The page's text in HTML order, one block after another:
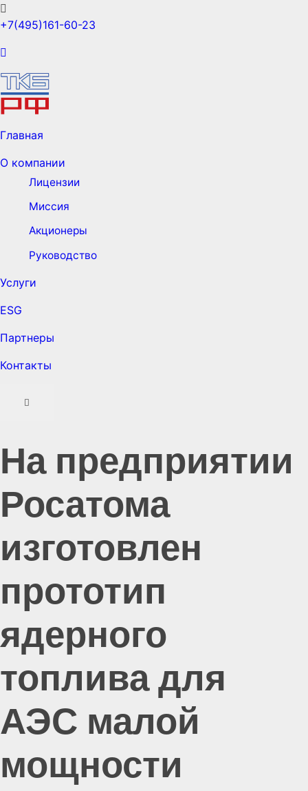
+7(495)161-60-23
Главная
О компании
Лицензии
Миссия
Акционеры
Руководство
Услуги
ESG
Партнеры
Контакты
На предприятии
Росатома
изготовлен
прототип
ядерного
топлива для
АЭС малой
мощности